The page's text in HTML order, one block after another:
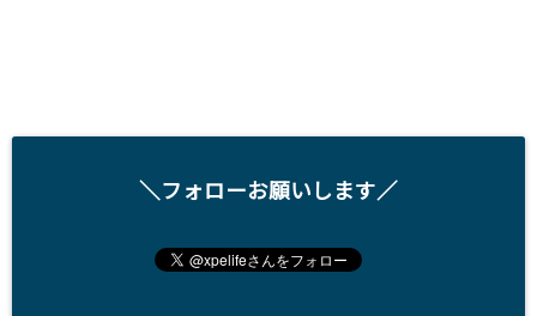
＼フォローお願いします／